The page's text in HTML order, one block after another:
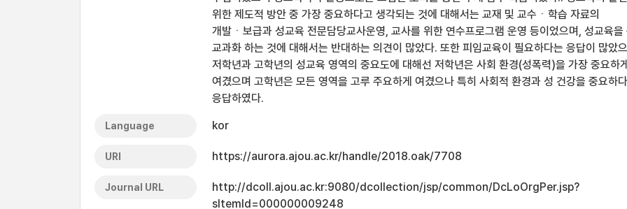
위한 제도적 방안 중 가장 중요하다고 생각되는 것에 대해서는 교재 및 교수ㆍ학습 자료의
개발ㆍ보급과 성교육 전문담당교사운영, 교사를 위한 연수프로그램 운영 등이었으며, 성교육을
교과화 하는 것에 대해서는 반대하는 의견이 많았다. 또한 피임교육이 필요하다는 응답이 많았
저학년과 고학년의 성교육 영역의 중요도에 대해선 저학년은 사회 환경(성폭력)을 가장 중요하게
여겼으며 고학년은 모든 영역을 고루 주요하게 여겼으나 특히 사회적 환경과 성 건강을 중요하
응답하였다.
Language kor
URI https://aurora.ajou.ac.kr/handle/2018.oak/7708
Journal URL
http://dcoll.ajou.ac.kr:9080/dcollection/jsp/common/DcLoOrgPer.jsp?
sItemId=000000009248